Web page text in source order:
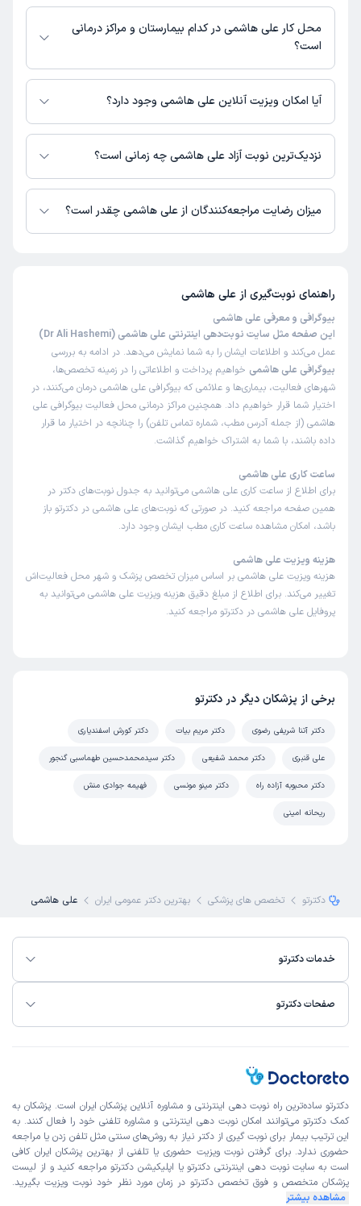
شماره تماس مطب علی هاشمی در حال حاضر در این صفحه ثبت نشده است.
محل کار علی هاشمی در کدام بیمارستان و مراکز درمانی
است؟
اطلاعاتی درباره محل فعالیت علی هاشمی در مراکز درمانی در دسترس نیست.
آیا امکان ویزیت آنلاین علی هاشمی وجود دارد؟
در حال حاضر اطلاعاتی درباره ارائه ویزیت آنلاین توسط علی هاشمی در دسترس
نیست. برای دریافت اطلاعات دقیق‌تر، لطفاً با مطب تماس بگیرید.
نزدیک‌ترین نوبت آزاد علی هاشمی چه زمانی است؟
زمان نوبت‌دهی و پذیرش بیماران با هماهنگی مطب مشخص می‌شود.
میزان رضایت مراجعه‌کنندگان از علی هاشمی چقدر است؟
راهنمای نوبت‌گیری از علی هاشمی
بیوگرافی و معرفی علی هاشمی
این صفحه مثل سایت نوبت‌دهی اینترنتی علی هاشمی (Dr Ali Hashemi)
عمل می‌کند و اطلاعات ایشان را به شما نمایش می‌دهد. در ادامه به بررسی
بیوگرافی علی هاشمی خواهیم پرداخت و اطلاعاتی را در زمینه تخصص‌ها،
شهرهای فعالیت، بیماری‌ها و علائمی که بیوگرافی علی هاشمی درمان می‌کنند، در
اختیار شما قرار خواهیم داد. همچنین مراکز درمانی محل فعالیت بیوگرافی علی
هاشمی (از جمله آدرس مطب، شماره تماس تلفن) را چنانچه در اختیار ما قرار
داده باشند، با شما به اشتراک خواهیم گذاشت.
ساعت کاری علی هاشمی
برای اطلاع از ساعت کاری علی هاشمی می‌توانید به جدول نوبت‌های دکتر در
همین صفحه مراجعه کنید. در صورتی که نوبت‌های علی هاشمی در دکترتو باز
باشد، امکان مشاهده ساعت کاری مطب ایشان وجود دارد.
هزینه ویزیت علی هاشمی
هزینه ویزیت علی هاشمی بر اساس میزان تخصص پزشک و شهر محل فعالیت‌اش
تغییر می‌کند. برای اطلاع از مبلغ دقیق هزینه ویزیت علی هاشمی می‌توانید به
پروفایل علی هاشمی در دکترتو مراجعه کنید.
برخی از پزشکان دیگر در دکترتو
دکتر آتنا شریفی رضوی دکتر مریم بیات دکتر کورش اسفندیاری
علی قنبری دکتر محمد شفیعی دکتر سیدمحمدحسین طهماسبی گنجور
دکتر محبوبه آزاده راه دکتر مینو مونسی فهیمه جوادی منش
ریحانه امینی
دکترتو تخصص های پزشکی بهترین دکتر عمومی ایران علی هاشمی
خدمات دکترتو
صفحات دکترتو
دکترتو ساده‌ترین راه نوبت‌ دهی اینترنتی و مشاوره آنلاین پزشکان ایران است. پزشکان به
کمک دکترتو می‌توانند امکان نوبت دهی اینترنتی و مشاوره تلفنی خود را فعال کنند. به
این ترتیب بیمار برای نوبت گیری از دکتر نیاز به روش‌های سنتی مثل تلفن زدن یا مراجعه
حضوری ندارد. برای گرفتن نوبت ویزیت حضوری یا تلفنی از بهترین پزشکان ایران کافی
است به سایت نوبت دهی اینترنتی دکترتو یا اپلیکیشن دکترتو مراجعه کنید و از لیست
پزشکان متخصص و فوق تخصص دکترتو در زمان مورد نظر خود نوبت ویزیت بگیرید.
مشاهده بیشتر